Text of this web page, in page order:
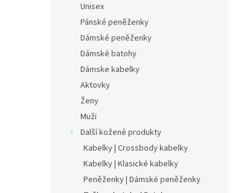
Unisex
Pánské peněženky
Dámské peněženky
Dámské batohy
Dámske kabelky
Aktovky
Ženy
Muži
Další kožené produkty
Kabelky | Crossbody kabelky
Kabelky | Klasické kabelky
Peněženky | Dámské peněženky